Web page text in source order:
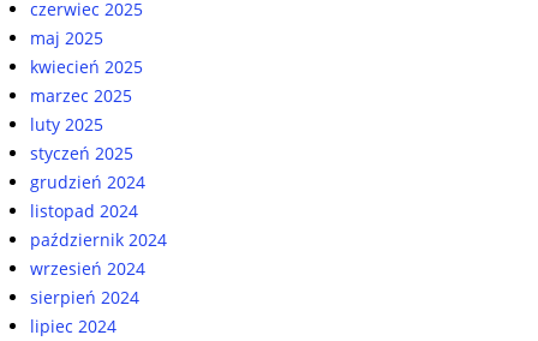
czerwiec 2025
maj 2025
kwiecień 2025
marzec 2025
luty 2025
styczeń 2025
grudzień 2024
listopad 2024
październik 2024
wrzesień 2024
sierpień 2024
lipiec 2024